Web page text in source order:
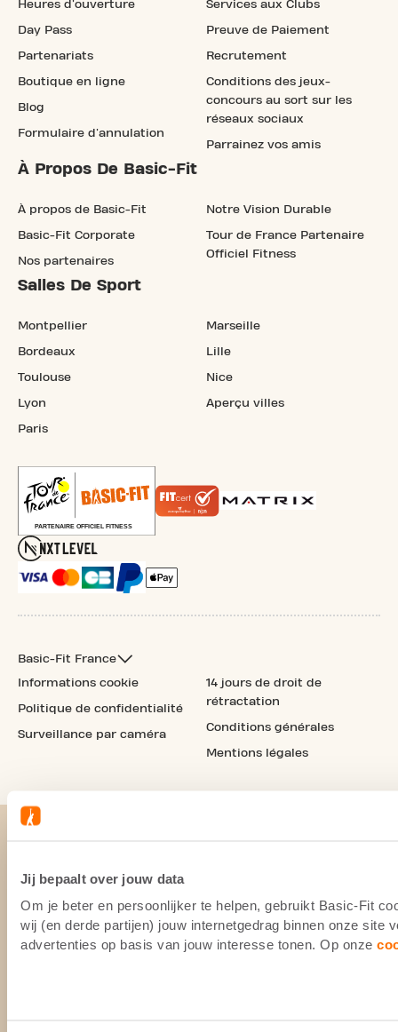
Jij bepaalt over jouw data
Om je beter en persoonlijker te helpen, gebruikt Basic-Fit
wij (en derde partijen) jouw internetgedrag binnen onze site
advertenties op basis van jouw interesse tonen. Op onze
Heures d'ouverture
Day Pass
Partenariats
Boutique en ligne
Blog
Formulaire d'annulation
Services aux Clubs
Preuve de Paiement
Recrutement
Conditions des jeux-
concours au sort sur les
réseaux sociaux
Parrainez vos amis
À Propos De Basic-Fit
À propos de Basic-Fit
Basic-Fit Corporate
Nos partenaires
Notre Vision Durable
Tour de France Partenaire
Officiel Fitness
Salles De Sport
Montpellier
Bordeaux
Toulouse
Lyon
Paris
Marseille
Lille
Nice
Aperçu villes
Basic-Fit France
Informations cookie
Politique de confidentialité
Surveillance par caméra
14 jours de droit de
rétractation
Conditions générales
Mentions légales